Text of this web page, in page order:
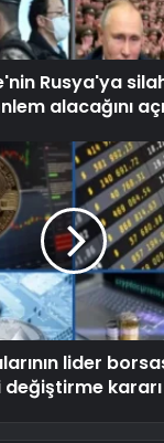
Rusya'ya
alacağını
lider
değiştirme kararı